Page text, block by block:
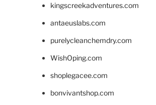
kingscreekadventures.com
antaeuslabs.com
purelycleanchemdry.com
WishOping.com
shoplegacee.com
bonvivantshop.com